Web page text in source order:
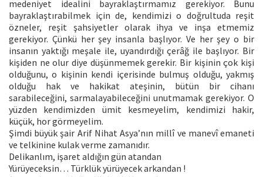
medeniyet idealini bayraklaştırmamız gerekiyor. Bunu
bayraklaştırabilmek için de, kendimizi o doğrultuda reşit
özneler, reşit şahsiyetler olarak ihya ve inşa etmemiz
gerekiyor. Çünkü her şey insanla başlıyor. Ve her şey o bir
insanın yaktığı meşale ile, uyandırdığı çerâğ ile başlıyor. Bir
kişiden ne olur diye düşünmemek gerekir. Bir kişinin çok kişi
olduğunu, o kişinin kendi içerisinde bulmuş olduğu, yakmış
olduğu hak ve hakikat ateşinin, bütün bir cihanı
sarabileceğini, sarmalayabileceğini unutmamak gerekiyor. O
yüzden kendimizden ümit kesmeyelim, kendimizi hakir,
küçük, hor görmeyelim.
Şimdi büyük şair Arif Nihat Asya’nın millî ve manevî emaneti
ve telkinine kulak verme zamanıdır.
Delikanlım, işaret aldığın gün atandan
Yürüyeceksin… Türklük yürüyecek arkandan !